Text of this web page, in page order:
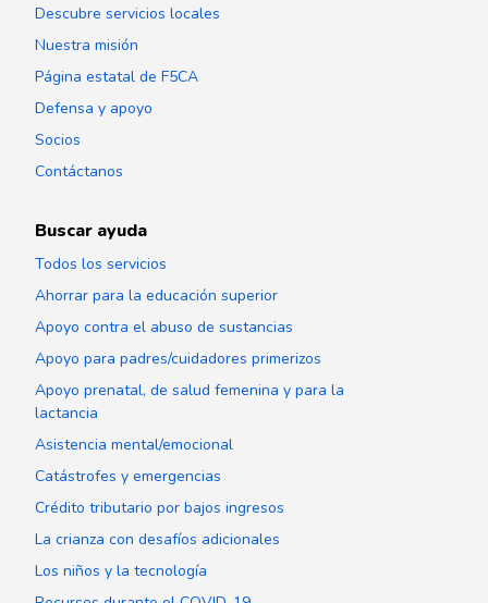
Descubre servicios locales
Nuestra misión
Página estatal de F5CA
Defensa y apoyo
Socios
Contáctanos
Buscar ayuda
Todos los servicios
Ahorrar para la educación superior
Apoyo contra el abuso de sustancias
Apoyo para padres/cuidadores primerizos
Apoyo prenatal, de salud femenina y para la
lactancia
Asistencia mental/emocional
Catástrofes y emergencias
Crédito tributario por bajos ingresos
La crianza con desafíos adicionales
Los niños y la tecnología